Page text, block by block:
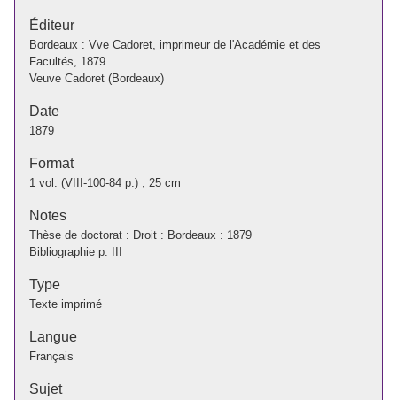
Éditeur
Bordeaux : Vve Cadoret, imprimeur de l'Académie et des
Facultés, 1879
Veuve Cadoret (Bordeaux)
Date
1879
Format
1 vol. (VIII-100-84 p.) ; 25 cm
Notes
Thèse de doctorat : Droit : Bordeaux : 1879
Bibliographie p. III
Type
Texte imprimé
Langue
Français
Sujet